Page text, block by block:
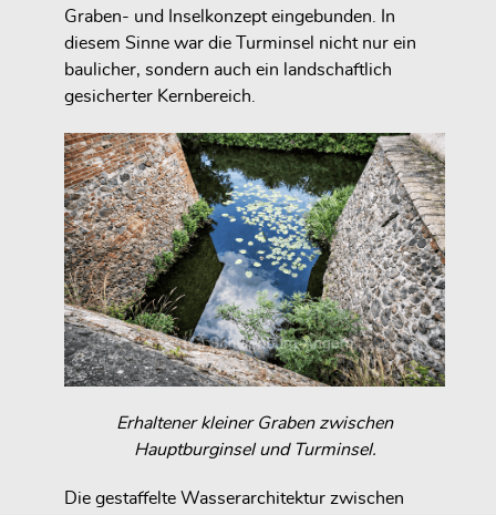
Graben- und Inselkonzept eingebunden. In
diesem Sinne war die Turminsel nicht nur ein
baulicher, sondern auch ein landschaftlich
gesicherter Kernbereich.
Erhaltener kleiner Graben zwischen
Hauptburginsel und Turminsel.
Die gestaffelte Wasserarchitektur zwischen